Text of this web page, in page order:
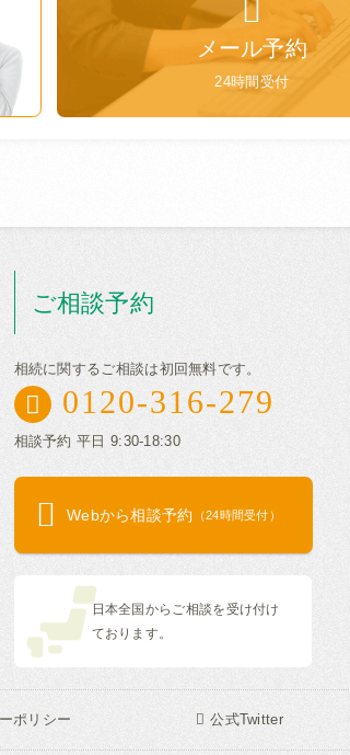
メール予約
24時間受付
ご相談予約
相続に関するご相談は初回無料です。
0120-316-279
相談予約 平日 9:30-18:30
Webから相談予約 （24時間受付）
日本全国からご相談を受け付け
ております。
ポリシー 公式Twitter